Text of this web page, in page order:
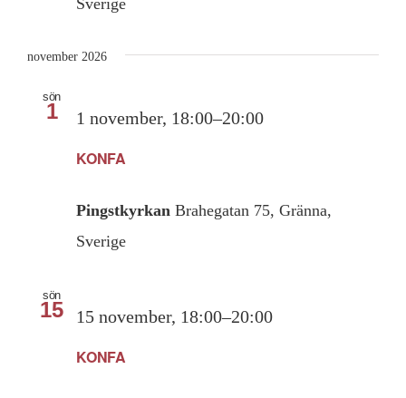
november 2026
sön
1
KONFA
1 november, 18:00–20:00
Pingstkyrkan Brahegatan 75, Gränna,
Sverige
sön
15
KONFA
15 november, 18:00–20:00